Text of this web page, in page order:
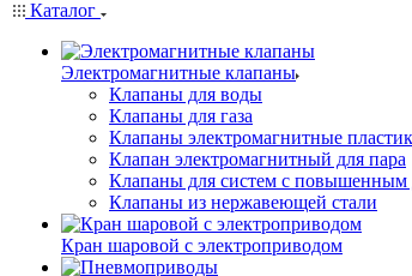
Каталог
Электромагнитные клапаны
Клапаны для воды
Клапаны для газа
Клапаны электромагнитные
Клапан электромагнитный для пара
Клапаны для систем с повышенным
Клапаны из нержавеющей стали
Кран шаровой с электроприводом